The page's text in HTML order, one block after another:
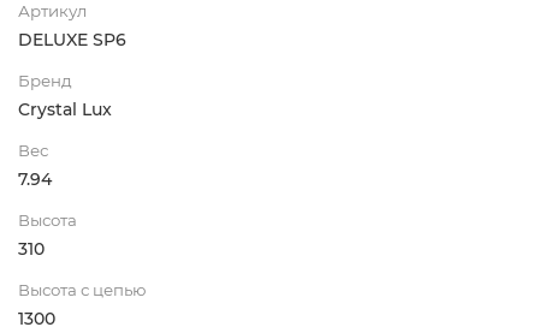
Артикул
DELUXE SP6
Бренд
Crystal Lux
Вес
7.94
Высота
310
Высота с цепью
1300